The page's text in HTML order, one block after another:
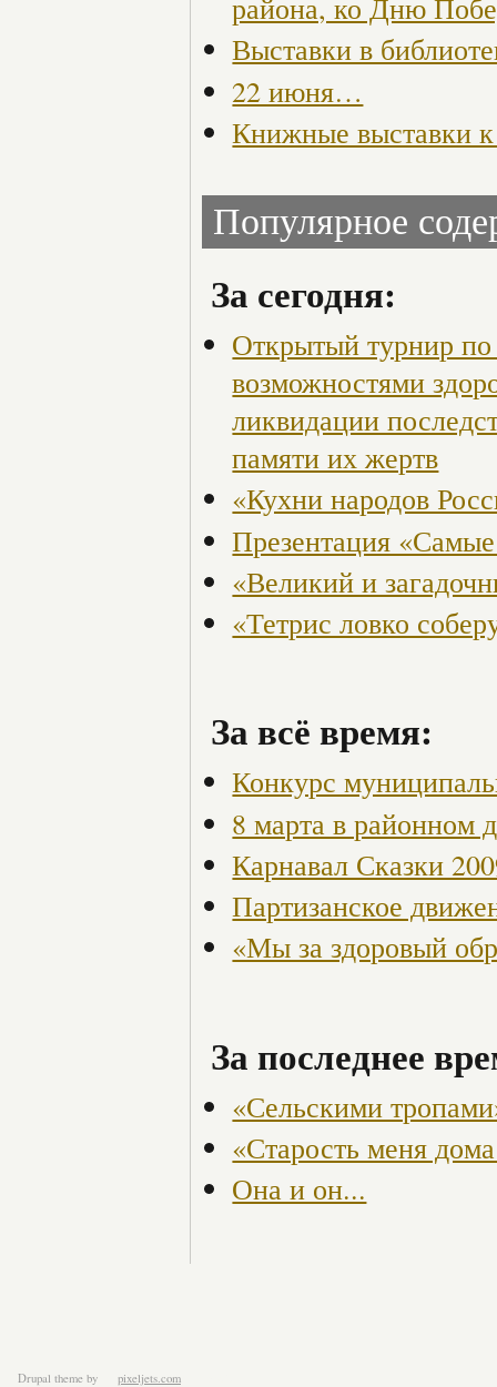
района, ко Дню
Выставки в
22 июня…
Книжные выставки
Популярное
За сегодня:
Открытый турнир
возможностями
ликвидации
памяти их жертв
«Кухни народов
Презентация
«Великий и
«Тетрис ловко
За всё время:
Конкурс
8 марта в районном
Карнавал Сказки
Партизанское
«Мы за здоровый
За последнее
«Сельскими
«Старость меня
Она и он...
Drupal theme by pixeljets.com